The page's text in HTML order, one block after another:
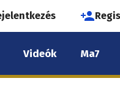
Videók Ma7